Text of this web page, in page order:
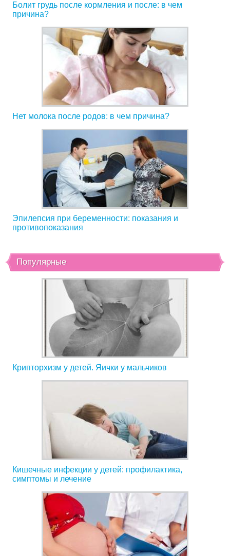
Болит грудь после кормления и после: в чем
причина?
Нет молока после родов: в чем причина?
Эпилепсия при беременности: показания и
противопоказания
Популярные
Крипторхизм у детей. Яички у мальчиков
Кишечные инфекции у детей: профилактика,
симптомы и лечение